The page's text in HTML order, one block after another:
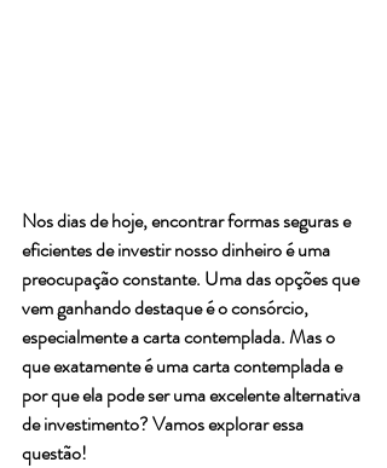
Nos dias de hoje, encontrar formas seguras e
eficientes de investir nosso dinheiro é uma
preocupação constante. Uma das opções que
vem ganhando destaque é o consórcio,
especialmente a carta contemplada. Mas o
que exatamente é uma carta contemplada e
por que ela pode ser uma excelente alternativa
de investimento? Vamos explorar essa
questão!